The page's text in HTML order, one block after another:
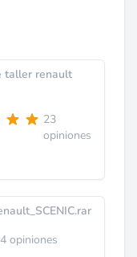
taller renault
23
opiniones
opiniones